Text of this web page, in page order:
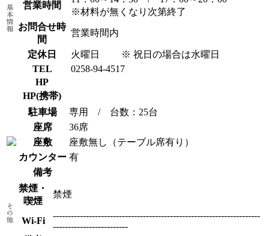
営業時間
※材料が無くなり次第終了
お問合せ時
間
営業時間内
定休日 火曜日
※ 祝日の場合は水曜日
TEL
0258-94-4517
HP
HP(携帯)
駐車場
専用 / 台数：25台
座席
36席
座敷
座敷無し（テーブル席有り）
カウンター 有
備考
禁煙・
喫煙
禁煙
Wi-Fi
---------------------------------------------------------------------
-------------------------